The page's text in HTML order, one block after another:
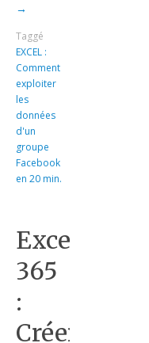
→
Taggé
EXCEL :
Comment
exploiter
les
données
d'un
groupe
Facebook
en 20 min.
Excel
365
:
Créer